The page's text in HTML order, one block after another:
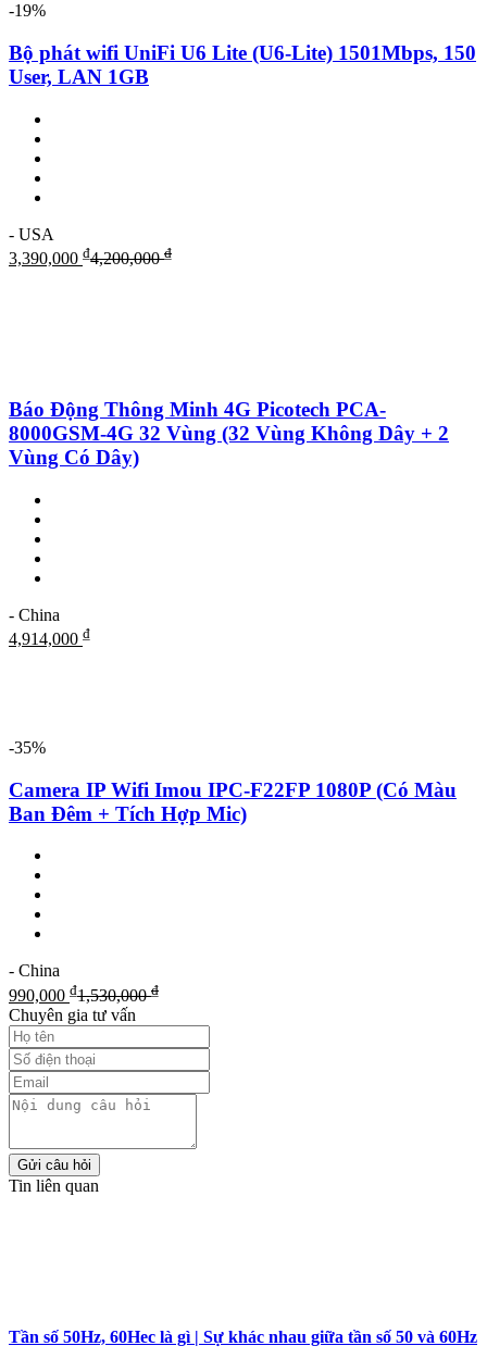
-19%
Bộ phát wifi UniFi U6 Lite (U6-Lite) 1501Mbps, 150
User, LAN 1GB
- USA
3,390,000 ₫4,200,000₫
Báo Động Thông Minh 4G Picotech PCA-
8000GSM-4G 32 Vùng (32 Vùng Không Dây + 2
Vùng Có Dây)
- China
4,914,000 ₫
-35%
Camera IP Wifi Imou IPC-F22FP 1080P (Có Màu
Ban Đêm + Tích Hợp Mic)
- China
990,000 ₫1,530,000₫
Chuyên gia tư vấn
Gửi câu hỏi
Tin liên quan
Tần số 50Hz, 60Hec là gì | Sự khác nhau giữa tần số 50 và 60Hz